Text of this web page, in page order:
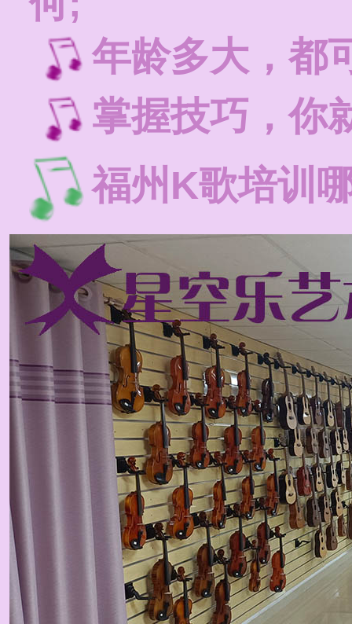
年龄多大，都
掌握技巧，你
福州K歌培训